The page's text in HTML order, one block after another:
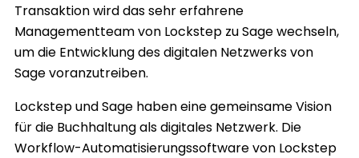
Transaktion wird das sehr erfahrene
Managementteam von Lockstep zu Sage wechseln,
um die Entwicklung des digitalen Netzwerks von
Sage voranzutreiben.
Lockstep und Sage haben eine gemeinsame Vision
für die Buchhaltung als digitales Netzwerk. Die
Workflow-Automatisierungssoftware von Lockstep